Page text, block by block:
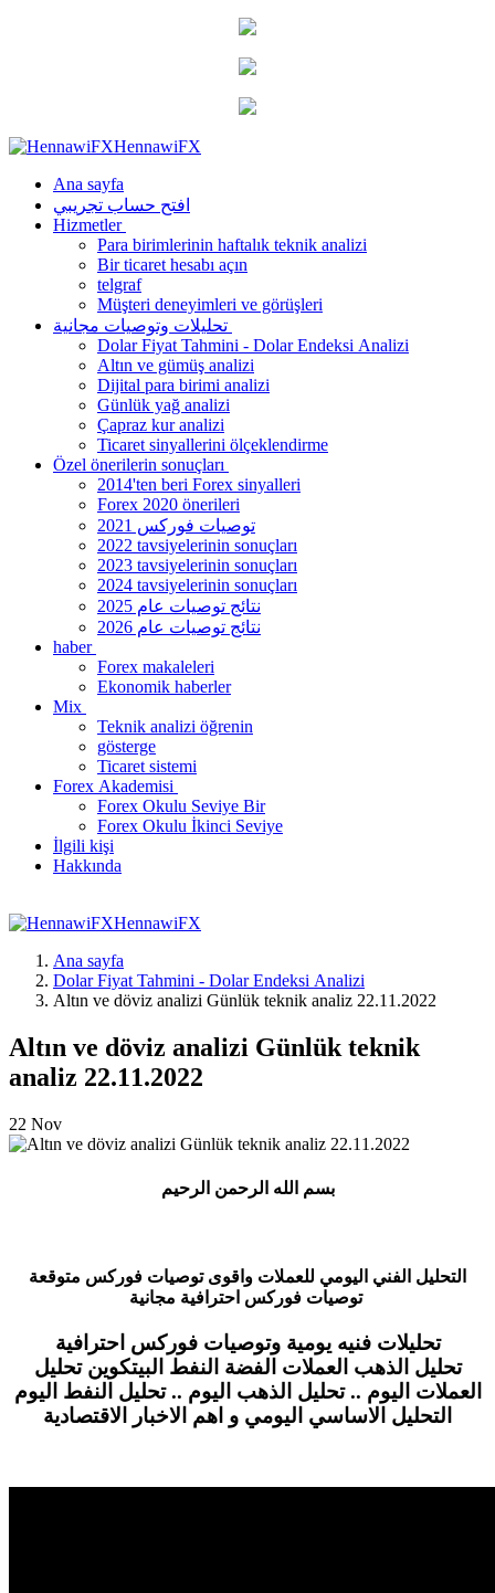
HennawiFX
Ana sayfa
افتح حساب تجريبي
Hizmetler
Para birimlerinin haftalık teknik analizi
Bir ticaret hesabı açın
telgraf
Müşteri deneyimleri ve görüşleri
تحليلات وتوصيات مجانية
Dolar Fiyat Tahmini - Dolar Endeksi Analizi
Altın ve gümüş analizi
Dijital para birimi analizi
Günlük yağ analizi
Çapraz kur analizi
Ticaret sinyallerini ölçeklendirme
Özel önerilerin sonuçları
2014'ten beri Forex sinyalleri
Forex 2020 önerileri
توصيات فوركس 2021
2022 tavsiyelerinin sonuçları
2023 tavsiyelerinin sonuçları
2024 tavsiyelerinin sonuçları
نتائج توصيات عام 2025
نتائج توصيات عام 2026
haber
Forex makaleleri
Ekonomik haberler
Mix
Teknik analizi öğrenin
gösterge
Ticaret sistemi
Forex Akademisi
Forex Okulu Seviye Bir
Forex Okulu İkinci Seviye
İlgili kişi
Hakkında
HennawiFX
Ana sayfa
Dolar Fiyat Tahmini - Dolar Endeksi Analizi
Altın ve döviz analizi Günlük teknik analiz 22.11.2022
Altın ve döviz analizi Günlük teknik
analiz 22.11.2022
22 Nov
بسم الله الرحمن الرحيم
التحليل الفني اليومي للعملات واقوى توصيات فوركس متوقعة
توصيات فوركس احترافية مجانية
تحليلات فنيه يومية وتوصيات فوركس احترافية
تحليل الذهب العملات الفضة النفط البيتكوين تحليل
العملات اليوم .. تحليل الذهب اليوم .. تحليل النفط اليوم
التحليل الاساسي اليومي و اهم الاخبار الاقتصادية